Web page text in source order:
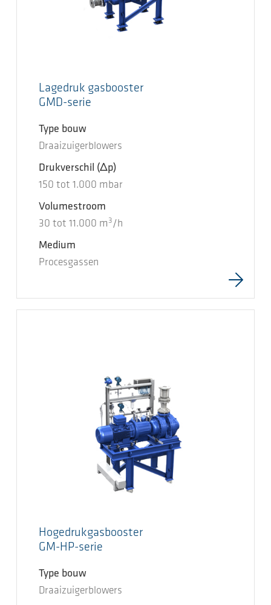
Lagedruk gasbooster
GMD-serie
Type bouw
Draaizuigerblowers
Drukverschil (Δp)
150 tot 1.000 mbar
Volumestroom
30 tot 11.000 m 3 /h
Medium
Procesgassen
Hogedrukgasbooster
GM-HP-serie
Type bouw
Draaizuigerblowers